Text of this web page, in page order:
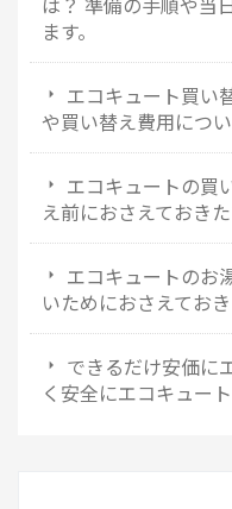
ます。
エコキュート買い
や買い替え費用につ
エコキュートの買
え前におさえておき
エコキュートのお
いためにおさえてお
できるだけ安価に
く安全にエコキュー